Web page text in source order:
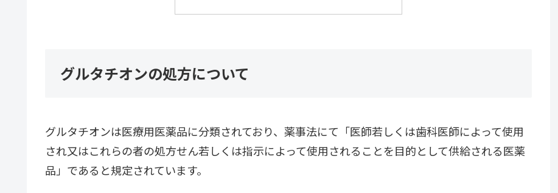
グルタチオンの処方について
グルタチオンは医療用医薬品に分類されており、薬事法にて「医師若しくは歯科医師によって使用
され又はこれらの者の処方せん若しくは指示によって使用されることを目的として供給される医薬
品」であると規定されています。